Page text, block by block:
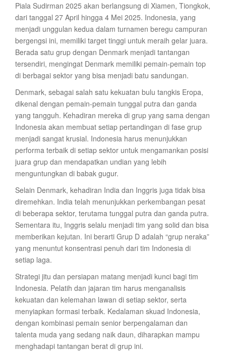
Piala Sudirman 2025 akan berlangsung di Xiamen, Tiongkok,
dari tanggal 27 April hingga 4 Mei 2025. Indonesia, yang
menjadi unggulan kedua dalam turnamen beregu campuran
bergengsi ini, memiliki target tinggi untuk meraih gelar juara.
Berada satu grup dengan Denmark menjadi tantangan
tersendiri, mengingat Denmark memiliki pemain-pemain top
di berbagai sektor yang bisa menjadi batu sandungan.
Denmark, sebagai salah satu kekuatan bulu tangkis Eropa,
dikenal dengan pemain-pemain tunggal putra dan ganda
yang tangguh. Kehadiran mereka di grup yang sama dengan
Indonesia akan membuat setiap pertandingan di fase grup
menjadi sangat krusial. Indonesia harus menunjukkan
performa terbaik di setiap sektor untuk mengamankan posisi
juara grup dan mendapatkan undian yang lebih
menguntungkan di babak gugur.
Selain Denmark, kehadiran India dan Inggris juga tidak bisa
diremehkan. India telah menunjukkan perkembangan pesat
di beberapa sektor, terutama tunggal putra dan ganda putra.
Sementara itu, Inggris selalu menjadi tim yang solid dan bisa
memberikan kejutan. Ini berarti Grup D adalah “grup neraka”
yang menuntut konsentrasi penuh dari tim Indonesia di
setiap laga.
Strategi jitu dan persiapan matang menjadi kunci bagi tim
Indonesia. Pelatih dan jajaran tim harus menganalisis
kekuatan dan kelemahan lawan di setiap sektor, serta
menyiapkan formasi terbaik. Kedalaman skuad Indonesia,
dengan kombinasi pemain senior berpengalaman dan
talenta muda yang sedang naik daun, diharapkan mampu
menghadapi tantangan berat di grup ini.